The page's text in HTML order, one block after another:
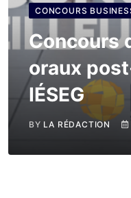
CONCOURS
Concours
oraux
IÉSEG
BY LA RÉDACTION